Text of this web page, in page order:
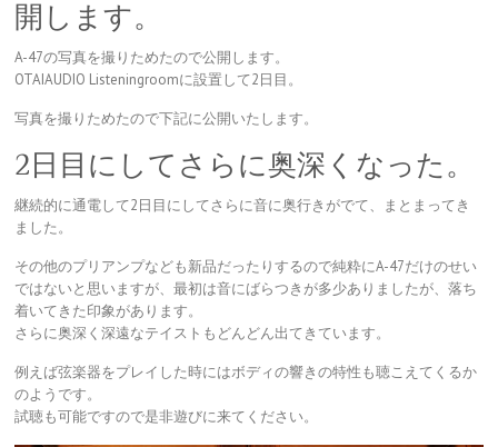
開します。
A-47の写真を撮りためたので公開します。
OTAIAUDIO Listeningroomに設置して2日目。
写真を撮りためたので下記に公開いたします。
2日目にしてさらに奥深くなった。
継続的に通電して2日目にしてさらに音に奥行きがでて、まとまってき
ました。
その他のプリアンプなども新品だったりするので純粋にA-47だけのせい
ではないと思いますが、最初は音にばらつきが多少ありましたが、落ち
着いてきた印象があります。
さらに奥深く深遠なテイストもどんどん出てきています。
例えば弦楽器をプレイした時にはボディの響きの特性も聴こえてくるか
のようです。
試聴も可能ですので是非遊びに来てください。